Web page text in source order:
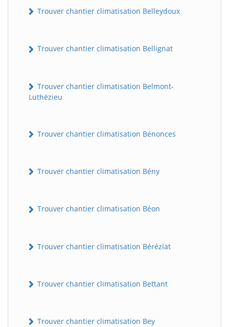
Trouver chantier climatisation Belleydoux
Trouver chantier climatisation Bellignat
Trouver chantier climatisation Belmont-
Luthézieu
Trouver chantier climatisation Bénonces
Trouver chantier climatisation Bény
Trouver chantier climatisation Béon
Trouver chantier climatisation Béréziat
Trouver chantier climatisation Bettant
Trouver chantier climatisation Bey